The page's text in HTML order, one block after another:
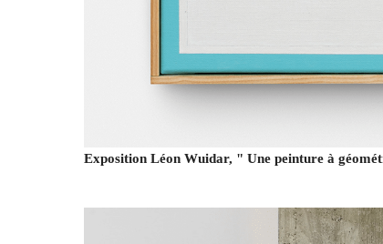
Exposition Léon Wuidar, " Une peinture à